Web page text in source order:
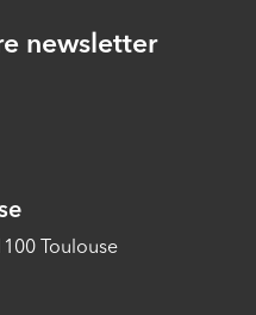
cultures #32 - Les
l’Aïd al Adha
de l’année
newsletter
Toulouse